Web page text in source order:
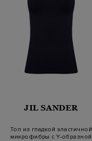
JIL SANDER
Топ из гладкой эластичной
микрофибры с Y-образной